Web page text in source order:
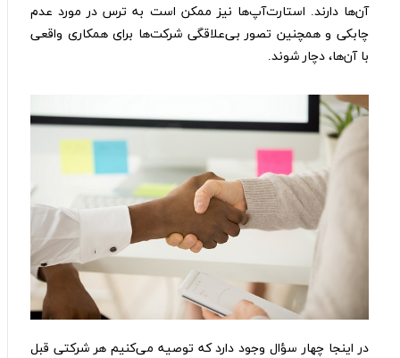
آن‌ها دارند. استارت‌آپ‌ها نیز ممکن است به ترس در مورد عدم
چابکی و همچنین تصور بی‌علاقگی شرکت‌ها برای همکاری واقعی
با آن‌ها، دچار شوند.
در اینجا چهار سؤال وجود دارد که توصیه می‌کنیم هر شرکتی قبل